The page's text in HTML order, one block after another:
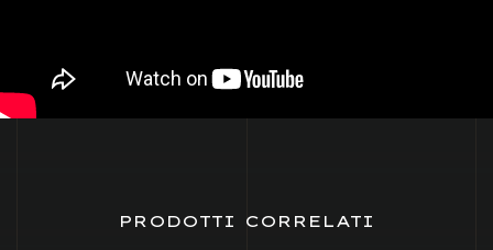
PRODOTTI CORRELATI